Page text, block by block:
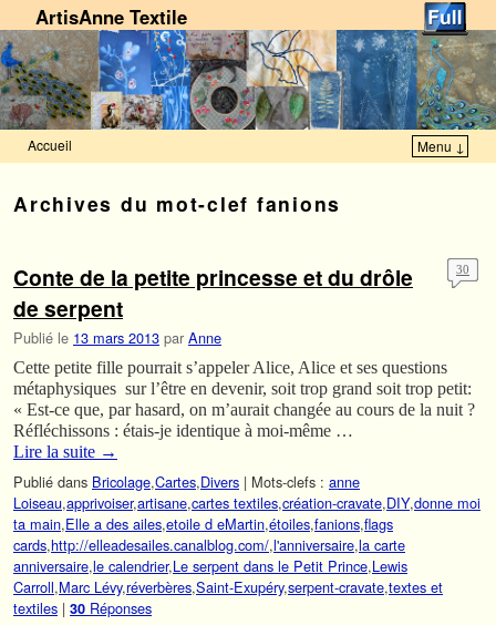
ArtisAnne Textile
Accueil Menu ↓
Archives du mot-clef fanions
Conte de la petite princesse et du drôle
de serpent
Publié le 13 mars 2013 par Anne
30
Cette petite fille pourrait s’appeler Alice, Alice et ses questions
métaphysiques sur l’être en devenir, soit trop grand soit trop petit:
« Est-ce que, par hasard, on m’aurait changée au cours de la nuit ?
Réfléchissons : étais-je identique à moi-même …
Lire la suite →
Publié dans Bricolage,Cartes,Divers | Mots-clefs : anne
Loiseau,apprivoiser,artisane,cartes textiles,création-cravate,DIY,donne moi
ta main,Elle a des ailes,etoile d eMartin,étoiles,fanions,flags
cards,http://elleadesailes.canalblog.com/,l'anniversaire,la carte
anniversaire,le calendrier,Le serpent dans le Petit Prince,Lewis
Carroll,Marc Lévy,réverbères,Saint-Exupéry,serpent-cravate,textes et
textiles | 30 Réponses